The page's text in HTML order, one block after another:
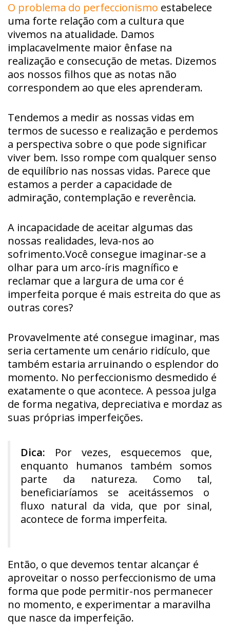
O problema do perfeccionismo estabelece
uma forte relação com a cultura que
vivemos na atualidade. Damos
implacavelmente maior ênfase na
realização e consecução de metas. Dizemos
aos nossos filhos que as notas não
correspondem ao que eles aprenderam.
Tendemos a medir as nossas vidas em
termos de sucesso e realização e perdemos
a perspectiva sobre o que pode significar
viver bem. Isso rompe com qualquer senso
de equilíbrio nas nossas vidas. Parece que
estamos a perder a capacidade de
admiração, contemplação e reverência.
A incapacidade de aceitar algumas das
nossas realidades, leva-nos ao
sofrimento.Você consegue imaginar-se a
olhar para um arco-íris magnífico e
reclamar que a largura de uma cor é
imperfeita porque é mais estreita do que as
outras cores?
Provavelmente até consegue imaginar, mas
seria certamente um cenário ridículo, que
também estaria arruinando o esplendor do
momento. No perfeccionismo desmedido é
exatamente o que acontece. A pessoa julga
de forma negativa, depreciativa e mordaz as
suas próprias imperfeições.
Dica: Por vezes, esquecemos que,
enquanto humanos também somos
parte da natureza. Como tal,
beneficiaríamos se aceitássemos o
fluxo natural da vida, que por sinal,
acontece de forma imperfeita.
Então, o que devemos tentar alcançar é
aproveitar o nosso perfeccionismo de uma
forma que pode permitir-nos permanecer
no momento, e experimentar a maravilha
que nasce da imperfeição.